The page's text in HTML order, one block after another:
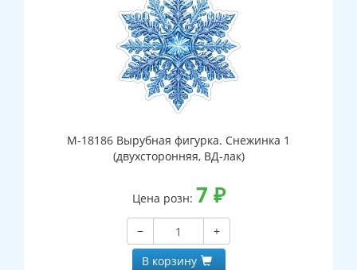
М-18186 Вырубная фигурка. Снежинка 1
(двухсторонняя, ВД-лак)
Цена розн: 7 ₽
−
+
В корзину